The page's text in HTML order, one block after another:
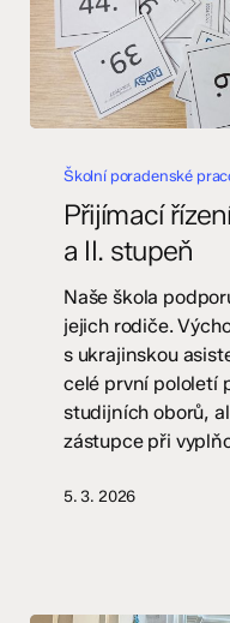
řízení
střední
školu
Školní poradenské
Přijímací
a II. stupeň
Naše škola
jejich rodiče.
s ukrajinskou
celé první pololetí
studijních oborů,
zástupce při
5. 3. 2026